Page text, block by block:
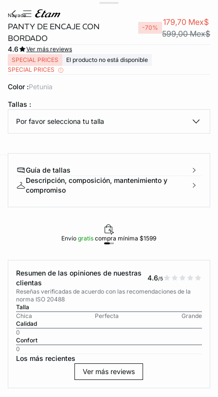
DE PANTIES
nayade
PANTY DE ENCAJE CON
BORDADO
-70%
179,70 Mex$
599,00 Mex$
4.6
Ver más reviews
SPECIAL PRICES
El producto no está disponible
SPECIAL PRICES
Color : petunia
Tallas :
Por favor selecciona tu talla
Guía de tallas
Descripción, composición, mantenimiento y
compromiso
Envíogratiscompra mínima $1599
Resumen de las opiniones de nuestras
clientas
4.6/5
Reseñas verificadas de acuerdo con las recomendaciones de la
norma ISO 20488
Talla
Chica
Perfecta
Grande
Calidad
0
Confort
0
Los más recientes
Ver más reviews